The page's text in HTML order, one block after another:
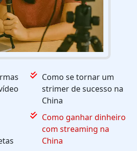
Como se tornar um
strimer de sucesso na
China
Como ganhar dinheiro
com streaming na
China